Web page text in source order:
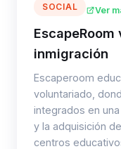
SOCIAL Ver
inmigración
Escaperoom
voluntariado,
integrados en
y la adquisición
centros